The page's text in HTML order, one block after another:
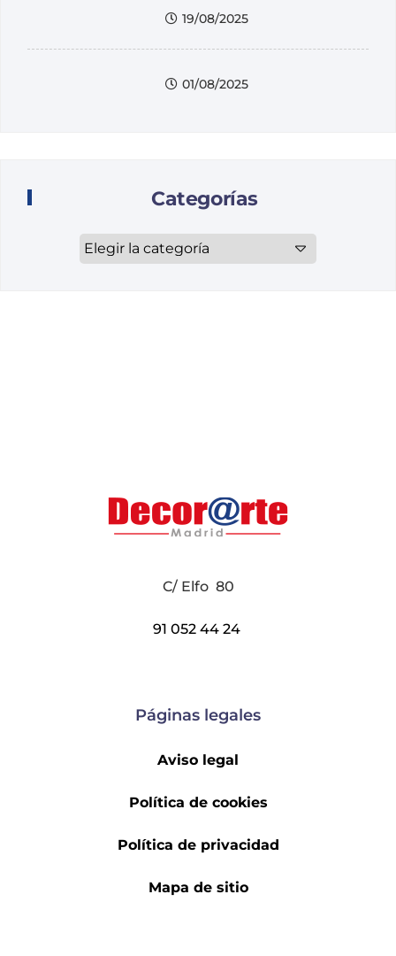
19/08/2025
01/08/2025
Categorías
C/ Elfo 80
91 052 44 24
Páginas legales
Aviso legal
Política de cookies
Política de privacidad
Mapa de sitio